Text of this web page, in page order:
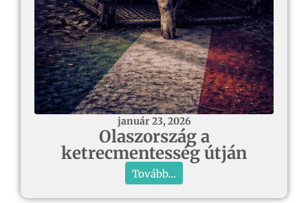
január 23, 2026
Olaszország a
ketrecmentesség útján
Tovább...